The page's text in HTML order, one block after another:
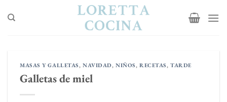
MASAS Y GALLETAS,NAVIDAD,NIÑOS,RECETAS,TARDE
Galletas de miel